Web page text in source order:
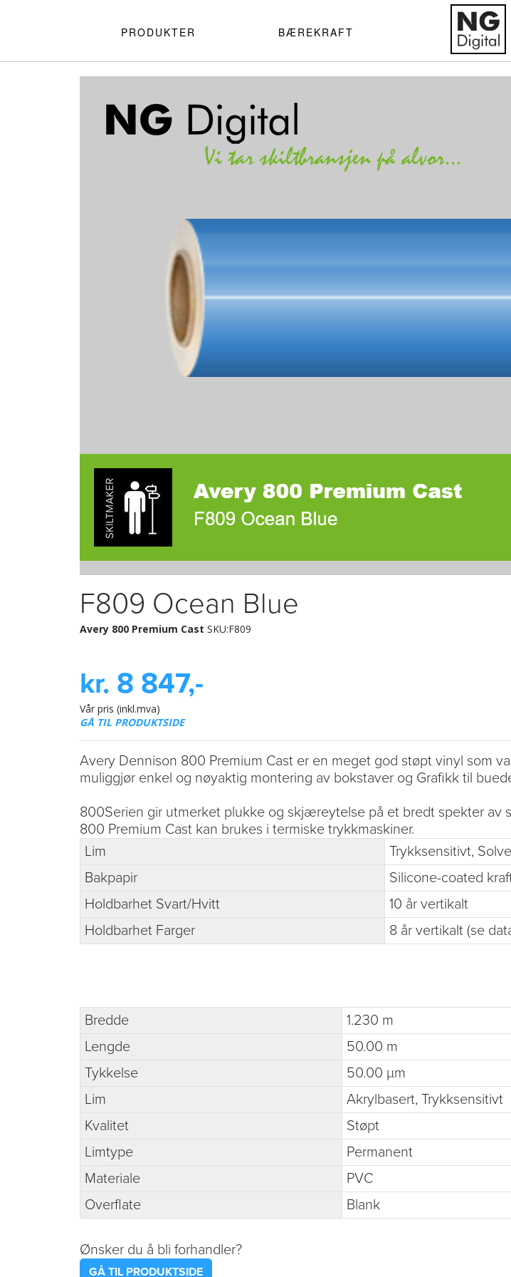
PRODUKTER BÆREKRAFT
F809 Ocean Blue
Avery 800 Premium Cast SKU:F809
kr. 8 847,-
Vår pris (inkl.mva)
GÅ TIL PRODUKTSIDE
Avery Dennison 800 Premium Cast er en meget god støpt vinyl som
muliggjør enkel og nøyaktig montering av bokstaver og Grafikk til
800Serien gir utmerket plukke og skjæreytelse på et bredt spekter av
800 Premium Cast kan brukes i termiske trykkmaskiner.
Lim
Trykksensitivt,
Bakpapir
Silicone-coated
Holdbarhet Svart/Hvitt
10 år vertikalt
Holdbarhet Farger
8 år vertikalt (se
Bredde
1.230 m
Lengde
50.00 m
Tykkelse
50.00 µm
Lim
Akrylbasert, Trykksensitivt
Kvalitet
Støpt
Limtype
Permanent
Materiale
PVC
Overflate
Blank
Ønsker du å bli forhandler?
GÅ TIL PRODUKTSIDE